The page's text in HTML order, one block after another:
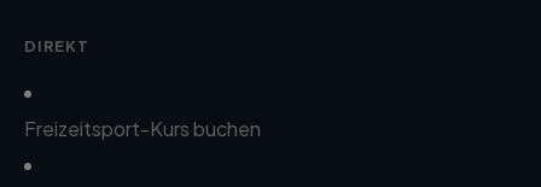
DIREKT
Freizeitsport-Kurs buchen